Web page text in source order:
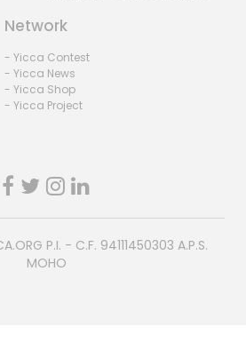
Network
- Yicca Contest
- Yicca News
- Yicca Shop
- Yicca Project
P.I. - C.F. 94111450303 A.P.S.
MOHO